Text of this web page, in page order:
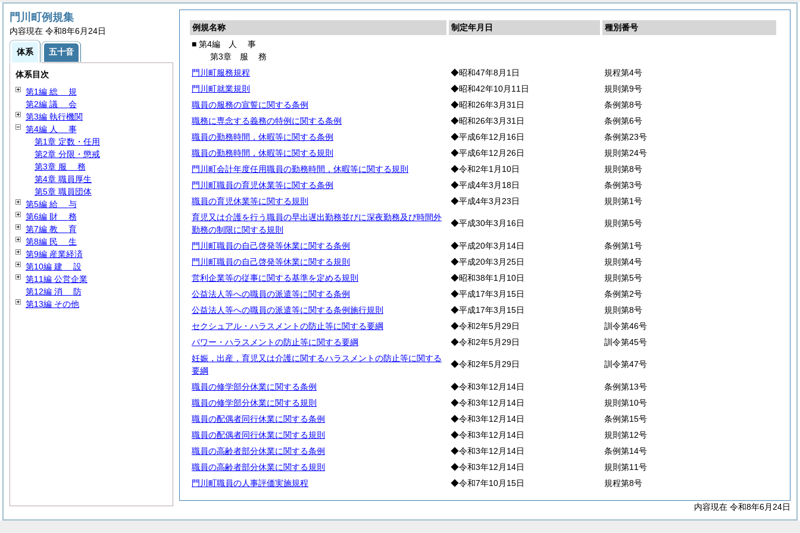
例規名称 制定年月日
種別番号
■ 第4編
人 事
第3章 服務
門川町服務規程
◆昭和47年8月1日
規程第4号
門川町就業規則
◆昭和42年10月11日
規則第9号
職員の服務の宣誓に関する条例
◆昭和26年3月31日
条例第8号
職務に専念する義務の特例に関する条例
◆昭和26年3月31日
条例第6号
職員の勤務時間，休暇等に関する条例
◆平成6年12月16日
条例第23号
職員の勤務時間，休暇等に関する規則
◆平成6年12月26日
規則第24号
門川町会計年度任用職員の勤務時間，休暇等に関する規則
◆令和2年1月10日
規則第8号
門川町職員の育児休業等に関する条例
◆平成4年3月18日
条例第3号
職員の育児休業等に関する規則
◆平成4年3月23日
規則第1号
育児又は介護を行う職員の早出遅出勤務並びに深夜勤務及び時間外
勤務の制限に関する規則
◆平成30年3月16日 規則第5号
門川町職員の自己啓発等休業に関する条例 ◆平成20年3月14日
条例第1号
門川町職員の自己啓発等休業に関する規則
◆平成20年3月25日
規則第4号
営利企業等の従事に関する基準を定める規則
◆昭和38年1月10日
規則第5号
公益法人等への職員の派遣等に関する条例
◆平成17年3月15日
条例第2号
公益法人等への職員の派遣等に関する条例施行規則
◆平成17年3月15日
規則第8号
セクシュアル・ハラスメントの防止等に関する要綱
◆令和2年5月29日
訓令第46号
パワー・ハラスメントの防止等に関する要綱
◆令和2年5月29日
訓令第45号
妊娠，出産，育児又は介護に関するハラスメントの防止等に関する
要綱
◆令和2年5月29日 訓令第47号
職員の修学部分休業に関する条例 ◆令和3年12月14日
条例第13号
職員の修学部分休業に関する規則
◆令和3年12月14日
規則第10号
職員の配偶者同行休業に関する条例
◆令和3年12月14日
条例第15号
職員の配偶者同行休業に関する規則
◆令和3年12月14日
規則第12号
職員の高齢者部分休業に関する条例
◆令和3年12月14日
条例第14号
職員の高齢者部分休業に関する規則
◆令和3年12月14日
規則第11号
門川町職員の人事評価実施規程
◆令和7年10月15日 規程第8号
内容現在 令和8年6月24日
門川町例規集
内容現在 令和8年6月24日
体系 五十音
体系目次
第1編 総 規
第2編 議 会
第3編 執行機関
第4編 人 事
第1章 定数・任用
第2章 分限・懲戒
第3章 服 務
第4章 職員厚生
第5章 職員団体
第5編 給 与
第6編 財 務
第7編 教 育
第8編 民 生
第9編 産業経済
第10編 建 設
第11編 公営企業
第12編 消 防
第13編 その他